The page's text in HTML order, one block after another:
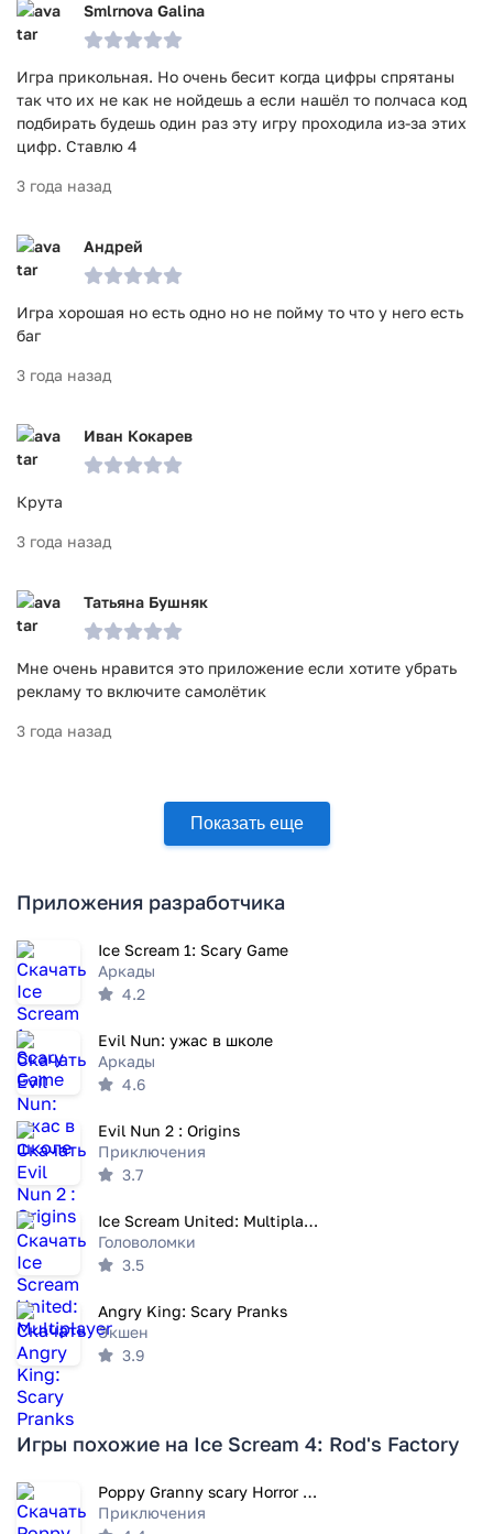
Smlrnova Galina
Игра прикольная. Но очень бесит когда цифры спрятаны
так что их не как не нойдешь а если нашёл то полчаса код
подбирать будешь один раз эту игру проходила из-за этих
цифр. Ставлю 4
3 года назад
Андрей
Игра хорошая но есть одно но не пойму то что у него есть
баг
3 года назад
Иван Кокарев
Крута
3 года назад
Татьяна Бушняк
Мне очень нравится это приложение если хотите убрать
рекламу то включите самолётик
3 года назад
Показать еще
Приложения разработчика
Ice Scream 1: Scary Game
Аркады
4.2
Evil Nun: ужас в школе
Аркады
4.6
Evil Nun 2 : Origins
Приключения
3.7
Ice Scream United: Multiplayer
Головоломки
3.5
Angry King: Scary Pranks
Экшен
3.9
Игры похожие на Ice Scream 4: Rod's Factory
Poppy Granny scary Horror Game
Приключения